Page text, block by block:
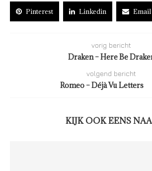
Pinterest Linkedin Email
vorig bericht
Draken – Here Be
volgend bericht
Romeo – Déjà Vu
KIJK OOK EENS